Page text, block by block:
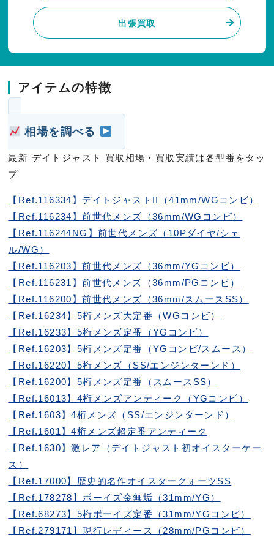
出張買取
アイテムの特徴
相場を調べる
最新 デイトジャスト 買取相場・買取実績は各型番をタッ
プ
【Ref.116334】デイトジャストII（41mm/WGコンビ）
【Ref.116234】前世代メンズ（36mm/WGコンビ）
【Ref.116244NG】前世代メンズ（10Pダイヤ/シェ
ル/WG）
【Ref.116203】前世代メンズ（36mm/YGコンビ）
【Ref.116231】前世代メンズ（36mm/PGコンビ）
【Ref.116200】前世代メンズ（36mm/スムースSS）
【Ref.16234】5桁メンズ大定番（WGコンビ）
【Ref.16233】5桁メンズ定番（YGコンビ）
【Ref.16203】5桁メンズ定番（YGコンビ/スムース）
【Ref.16220】5桁メンズ（SS/エンジンターンド）
【Ref.16200】5桁メンズ定番（スムースSS）
【Ref.16013】4桁メンズアンティーク（YGコンビ）
【Ref.1603】4桁メンズ（SS/エンジンターンド）
【Ref.1601】4桁メンズ超定番アンティーク
【Ref.1630】激レア（デイトジャスト初オイスターケー
ス）
【Ref.17000】歴史的名作オイスタークォーツSS
【Ref.178278】ボーイズ金無垢（31mm/YG）
【Ref.68273】5桁ボーイズ定番（31mm/YGコンビ）
【Ref.279171】現行レディース（28mm/PGコンビ）